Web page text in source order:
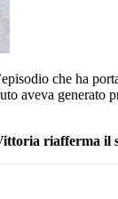
che ha
aveva generato
riafferma il